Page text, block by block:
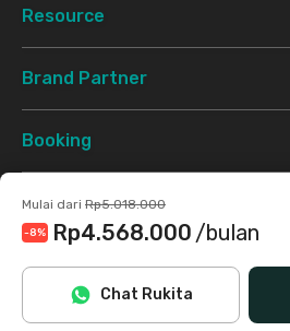
Mulai dari Rp5.018.000
-8% Rp4.568.000 /bulan
Termasuk internet/wifi, air, laundry,
Chat Rukita
Resource
Brand Partner
Booking
Support
Syarat & Ketentuan Kebijakan Privasi
InstagramTwitter TikTok